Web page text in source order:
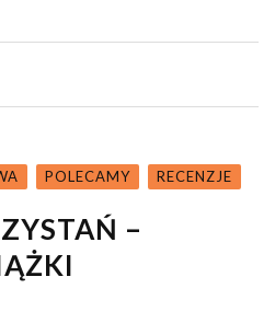
POLECAMY RECENZJE
–